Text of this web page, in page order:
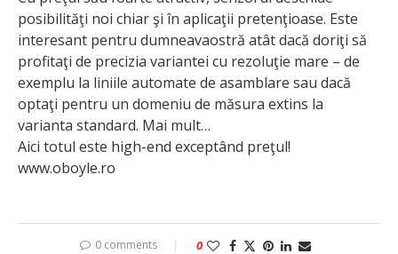
posibilităţi noi chiar şi în aplicaţii pretenţioase. Este
interesant pentru dumneavaostră atât dacă doriţi să
profitaţi de precizia variantei cu rezoluţie mare – de
exemplu la liniile automate de asamblare sau dacă
optaţi pentru un domeniu de măsura extins la
varianta standard. Mai mult…
Aici totul este high-end exceptând preţul!
www.oboyle.ro
0 comments 0